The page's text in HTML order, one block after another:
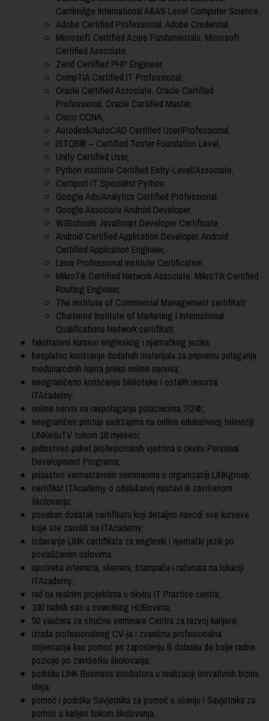
Cambridge International A&AS Level Computer Science,
Adobe Certified Professional, Adobe Credential,
Microsoft Certified Azure Fundamentals, Microsoft
Certified Associate,
Zend Certified PHP Engineer,
CompTIA Certified IT Professional,
Oracle Certified Associate, Oracle Certified
Professional, Oracle Certified Master,
Cisco CCNA,
Autodesk/AutoCAD Certified User/Professional,
ISTQB® – Certified Tester Foundation Level,
Unity Certified User,
Python Institute Certified Entry-Level/Associate,
Certiport IT Specialist Python,
Google Ads/Analytics Certified Professional,
Google Associate Android Developer,
W3Schools JavaScript Developer Certificate,
Android Certified Application Developer, Android
Certified Application Engineer,
Linux Professional Institute Certification,
MikroTik Certified Network Associate, MikroTik Certified
Routing Engineer,
The Institute of Commercial Management certifikati;
Chartered Institute of Marketing i International
Qualifications Network certifikati;
fakultativni kursevi engleskog i njemačkog jezika;
besplatno korištenje dodatnih materijala za pripremu polaganja
međunarodnih ispita preko online servisa;
neograničeno korišćenje biblioteke i ostalih resursa
ITAcademy;
online servis na raspolaganju polaznicima 7/24h;
neograničen pristup sadržajima na online edukativnoj televiziji
LINKeduTV tokom 18 mjeseci;
jedinstven paket profesionalnih vještina u okviru Personal
Development Programa;
prisustvo vannastavnim seminarima u organizaciji LINKgroup;
certifikat ITAcademy o odslušanoj nastavi ili završenom
školovanju;
poseban dodatak certifikatu koji detaljno navodi sve kurseve
koje ste završili na ITAcademy;
izdavanje LINK certifikata za engleski i njemački jezik po
povlašćenim uslovima;
upotreba interneta, skenera, štampača i računara na lokaciji
ITAcademy;
rad na realnim projektima u okviru IT Practice centra;
100 radnih sati u coworking HUBovima;
50 vaučera za stručne seminare Centra za razvoj karijere;
izrada profesionalnog CV-ja i zvanična profesionalna
orijentacija kao pomoć pri zaposlenju ili dolasku do bolje radne
pozicije po završetku školovanja;
podršku LINK Business Incubatora u realizaciji inovativnih biznis
ideja;
pomoć i podrška Savjetnika za pomoć u učenju i Savjetnika za
pomoć u karijeri tokom školovanja.